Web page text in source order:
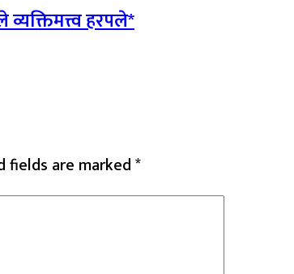
हरपले*
fields are marked*